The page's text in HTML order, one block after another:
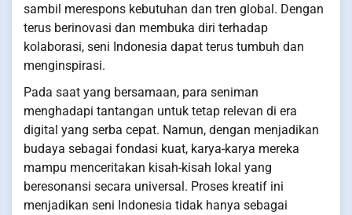
sambil merespons kebutuhan dan tren global. Dengan
terus berinovasi dan membuka diri terhadap
kolaborasi, seni Indonesia dapat terus tumbuh dan
menginspirasi.
Pada saat yang bersamaan, para seniman
menghadapi tantangan untuk tetap relevan di era
digital yang serba cepat. Namun, dengan menjadikan
budaya sebagai fondasi kuat, karya-karya mereka
mampu menceritakan kisah-kisah lokal yang
beresonansi secara universal. Proses kreatif ini
menjadikan seni Indonesia tidak hanya sebagai